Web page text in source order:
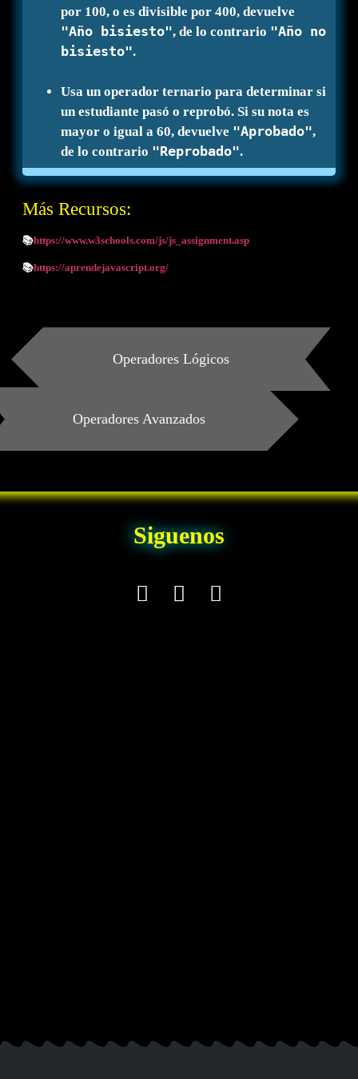
por 100, o es divisible por 400, devuelve
"Año bisiesto", de lo contrario "Año no
bisiesto".
Usa un operador ternario para determinar si
un estudiante pasó o reprobó. Si su nota es
mayor o igual a 60, devuelve "Aprobado",
de lo contrario "Reprobado".
Más Recursos:
📚https://www.w3schools.com/js/js_assignment.asp
📚https://aprendejavascript.org/
Operadores Lógicos
Operadores Avanzados
Siguenos